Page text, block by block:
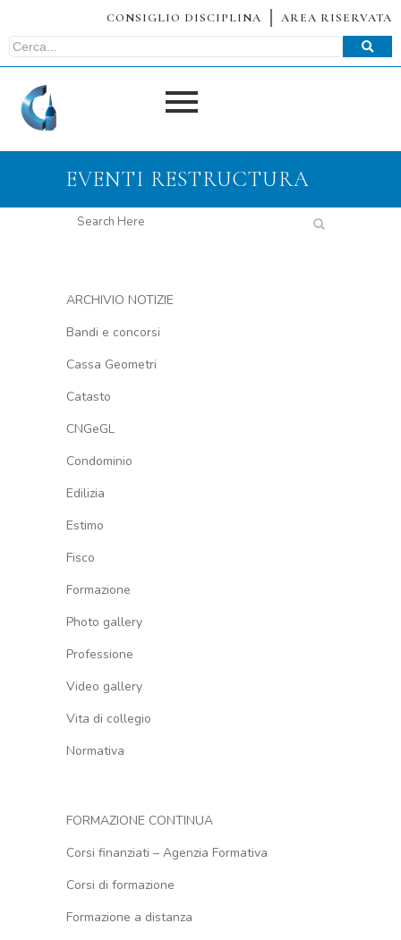
CONSIGLIO DISCIPLINA AREA RISERVATA
EVENTI RESTRUCTURA
ARCHIVIO NOTIZIE
Bandi e concorsi
Cassa Geometri
Catasto
CNGeGL
Condominio
Edilizia
Estimo
Fisco
Formazione
Photo gallery
Professione
Video gallery
Vita di collegio
Normativa
FORMAZIONE CONTINUA
Corsi finanziati – Agenzia Formativa
Corsi di formazione
Formazione a distanza